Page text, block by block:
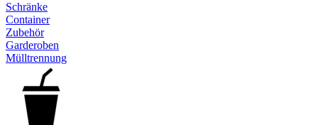
Schränke
Container
Zubehör
Garderoben
Mülltrennung